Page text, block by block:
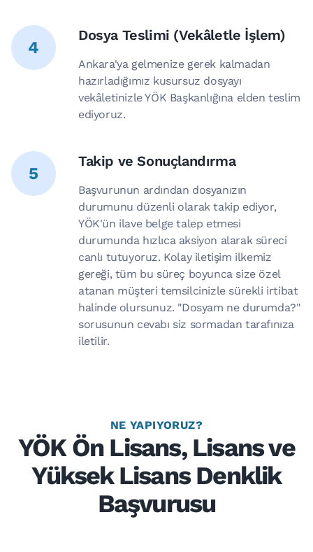
4
Dosya Teslimi (Vekâletle İşlem)
Ankara'ya gelmenize gerek kalmadan
hazırladığımız kusursuz dosyayı
vekâletinizle YÖK Başkanlığına elden teslim
ediyoruz.
5
Takip ve Sonuçlandırma
Başvurunun ardından dosyanızın
durumunu düzenli olarak takip ediyor,
YÖK'ün ilave belge talep etmesi
durumunda hızlıca aksiyon alarak süreci
canlı tutuyoruz. Kolay iletişim ilkemiz
gereği, tüm bu süreç boyunca size özel
atanan müşteri temsilcinizle sürekli irtibat
halinde olursunuz. "Dosyam ne durumda?"
sorusunun cevabı siz sormadan tarafınıza
iletilir.
NE YAPIYORUZ?
YÖK Ön Lisans, Lisans ve
Yüksek Lisans Denklik
Başvurusu